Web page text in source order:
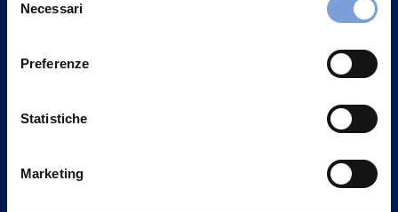
può trovare nel footer del sito nella sezione "Informativa
delNecessari
Preferenze
Statistiche
Marketing
Vittoria Assicurazioni S.p.A.